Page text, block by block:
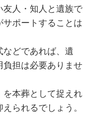
友人・知人と遺族で
ポートすることは
どであれば、遺
担は必要ありませ
を本葬として捉えれ
られるでしょう。